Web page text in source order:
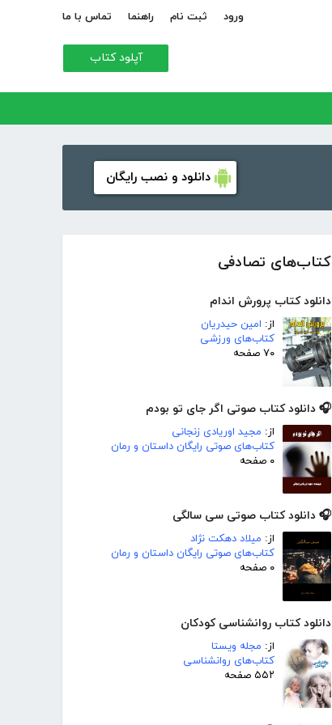
ورود ثبت نام راهنما تماس با ما
آپلود کتاب
دانلود و نصب رایگان
کتاب‌های تصادفی
دانلود کتاب پرورش اندام
از: امین حیدریان
کتاب‌های ورزشی
۷۰ صفحه
🎧 دانلود کتاب صوتی اگر جای تو بودم
از: مجید اوریادی زنجانی
کتاب‌های صوتی رایگان داستان و رمان
۰ صفحه
🎧 دانلود کتاب صوتی سی سالگی
از: میلاد دهکت نژاد
کتاب‌های صوتی رایگان داستان و رمان
۰ صفحه
دانلود کتاب روانشناسی کودکان
از: مجله ویستا
کتاب‌های روانشناسی
۵۵۲ صفحه